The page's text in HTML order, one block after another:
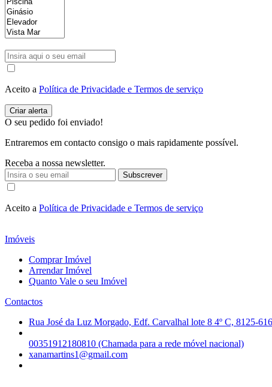
Aceito a Política de Privacidade e Termos de serviço
O seu pedido foi enviado!
Entraremos em contacto consigo o mais rapidamente possível.
Receba a nossa newsletter.
Subscrever
Aceito a Política de Privacidade e Termos de serviço
Imóveis
Comprar Imóvel
Arrendar Imóvel
Quanto Vale o seu Imóvel
Contactos
Rua José da Luz Morgado, Edf. Carvalhal lote 8 4º C, 8125-
00351912180810 (Chamada para a rede móvel nacional)
xanamartins1@gmail.com